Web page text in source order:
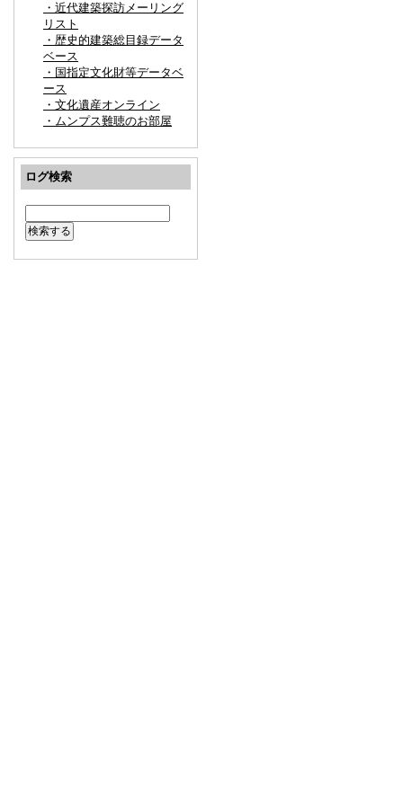
・近代建築探訪メーリング
リスト
・歴史的建築総目録データ
ベース
・国指定文化財等データベ
ース
・文化遺産オンライン
・ムンプス難聴のお部屋
ログ検索